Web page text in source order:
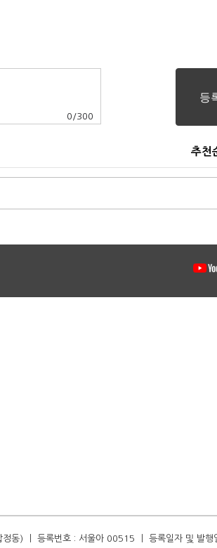
0 /300
추천
정동) ㅣ 등록번호 : 서울아 00515 ㅣ 등록일자 및 발